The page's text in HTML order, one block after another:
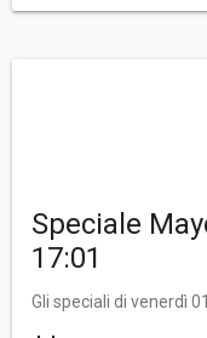
Speciale
17:01
Gli speciali di venerdì